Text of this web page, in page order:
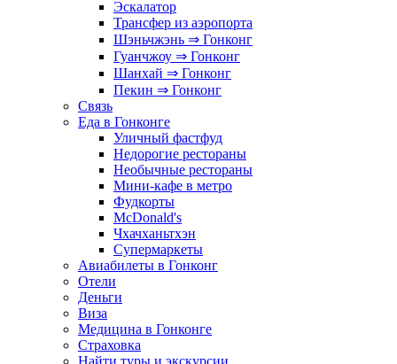
Эскалатор
Трансфер из аэропорта
Шэньчжэнь ⇒ Гонконг
Гуанчжоу ⇒ Гонконг
Шанхай ⇒ Гонконг
Пекин ⇒ Гонконг
Связь
Еда в Гонконге
Уличный фастфуд
Недорогие рестораны
Необычные рестораны
Мини-кафе в метро
Фудкорты
McDonald's
Чхачханьтхэн
Супермаркеты
Авиабилеты в Гонконг
Отели
Деньги
Виза
Медицина в Гонконге
Страховка
Найти туры и экскурсии